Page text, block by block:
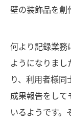
壁の装飾品を創
何より記録業務
ようになりまし
り、利用者様
成果報告をして
いるようです。